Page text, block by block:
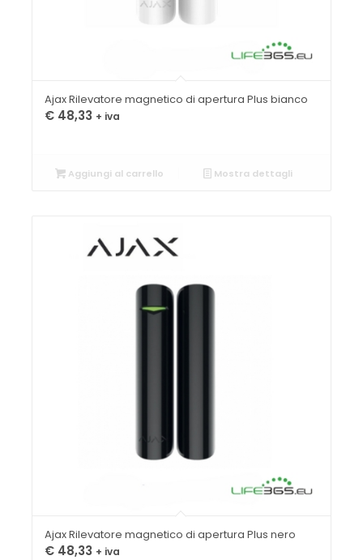
Ajax Rilevatore magnetico di apertura Plus bianco
€48,33 + iva
Aggiungi al carrello Mostra dettagli
Ajax Rilevatore magnetico di apertura Plus nero
€48,33 + iva